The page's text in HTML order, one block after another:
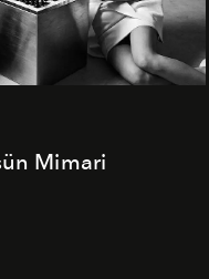
Mimari